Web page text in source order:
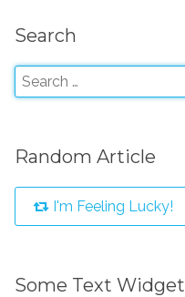
Search
Random Article
I'm Feeling Lucky!
Some Text Widget